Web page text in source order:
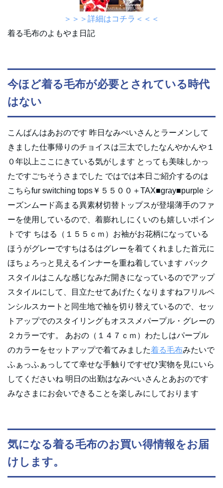
＞＞＞詳細はコチラ＜＜＜
着る毛布のよもやま日記
今ほど着る毛布が必要とされている時代
はない
こんばんはあおのです 昨日なみぺいさんとラーメンして
きました仕事帰りのチョイスは三太でしたなんやかんや１
０年以上ここにきている気がします とっても美味しかっ
たですごちそうさまでした ではでは本日ご紹介するのは
こちらfur switching tops￥５５００＋TAX■gray■purple シ
ーズンムード高まる異素材切替トップスが登場薄手のファ
ーを使用しているので、着膨れしにくいのも嬉しいポイン
トです ちはる（１５５ｃｍ）お袖がお花柄になっている
ほうがグレーですちはるはグレーを着てくれました首元に
ほちょろっと見えるインナーを重ね着しています バック
スタイルはこんな感じなみだ開きになっているのでアップ
スタイルにして、目立たせてあげたくなりますねフリルペ
ンシルスカートと同生地で袖を切り替えているので、セッ
トアップでのスタイリングもオススメパープル・グレーの
２カラーです。 あおの（１４７ｃｍ）わたしはパープル
のカラーをセットアップで着てみました着る毛布みたいで
ふぁっふぁっしてて幸せな手触りですぜひ実物を見にいら
してくださいね 明日の出勤はなみぺいさんとあおのです
みなさまにお会いできることを楽しみにしております
気になる着る毛布のお買い得情報をお届
けします。